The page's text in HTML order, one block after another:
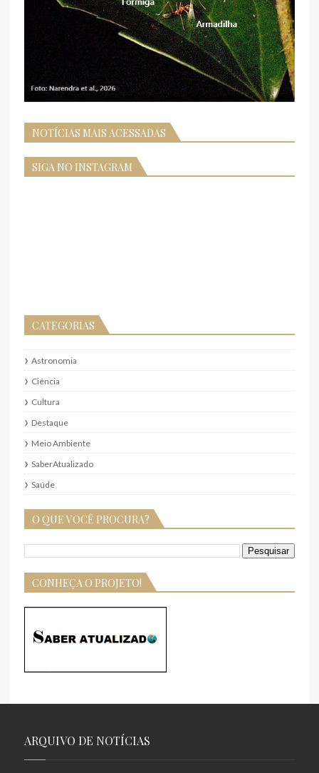
NOTÍCIAS MAIS ACESSADAS
SIGA NO INSTAGRAM
CATEGORIAS
Astronomia
Ciência
Cultura
Destaque
Meio Ambiente
SaberAtualizado
Saúde
O QUE VOCÊ PROCURA?
CONHEÇA O PROJETO!
ARQUIVO DE NOTÍCIAS